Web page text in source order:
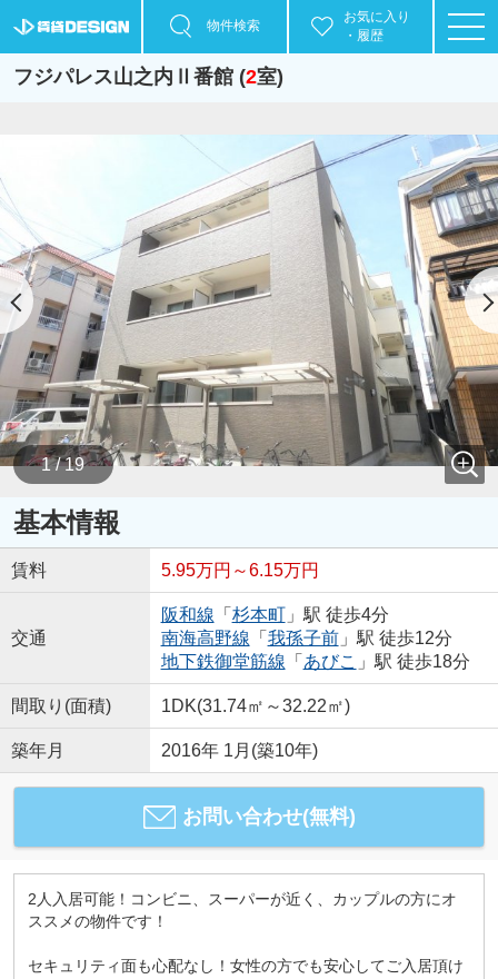
物件検索
お気に入り
・履歴
フジパレス山之内Ⅱ番館 (2室)
1 / 19
基本情報
賃料 5.95万円～6.15万円
交通
阪和線 「 杉本町」駅 徒歩4分
南海高野線 「 我孫子前」駅 徒歩12分
地下鉄御堂筋線 「 あびこ 」駅 徒歩18分
間取り(面積) 1DK(31.74㎡～32.22㎡)
築年月 2016年 1月(築10年)
お問い合わせ(無料)
2人入居可能！コンビニ、スーパーが近く、カップルの方にオ
ススメの物件です！
セキュリティ面も心配なし！女性の方でも安心してご入居頂け